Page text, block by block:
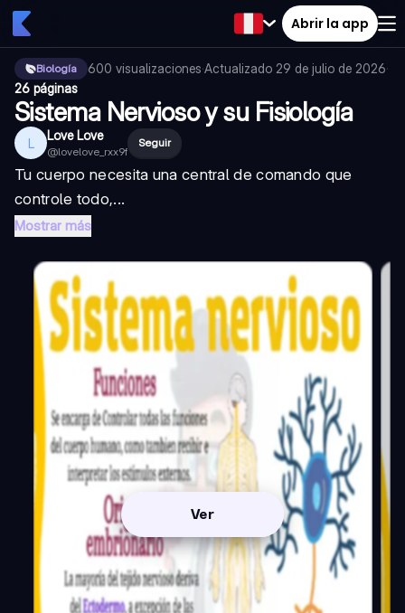
Abrir la app
Biología 600 visualizaciones·Actualizado 29 de julio de 2026·
26 páginas
Sistema Nervioso y su Fisiología
L Love Love
@lovelove_rxx9f
Seguir
Tu cuerpo necesita una central de comando que
controle todo,...
Mostrar más
Ver